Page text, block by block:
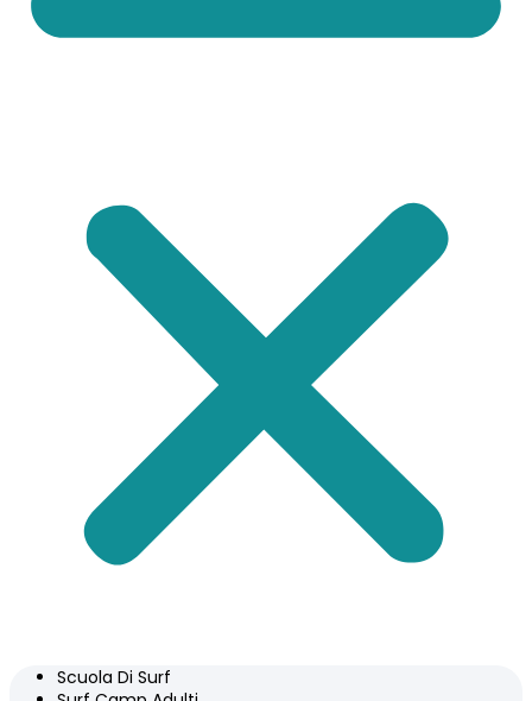
Scuola Di Surf